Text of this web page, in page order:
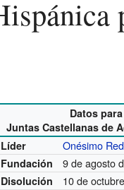
Datos
Juntas Castellanas de
Líder
Onésimo
Fundación 9 de agosto
Disolución 10 de